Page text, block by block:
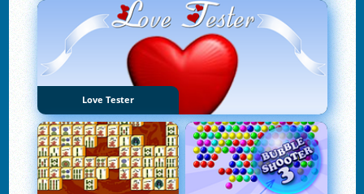
Love Tester